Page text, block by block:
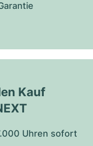
Kauf
Uhren sofort